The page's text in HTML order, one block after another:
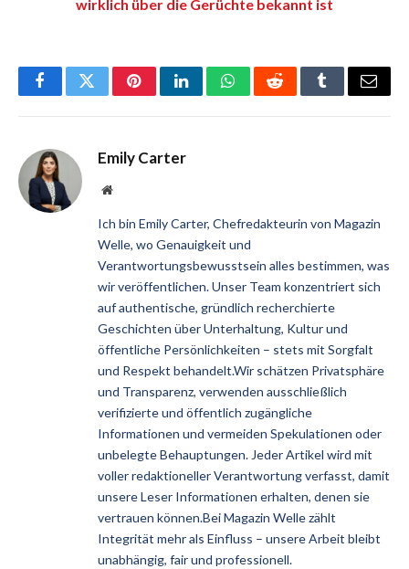
wirklich über die Gerüchte bekannt ist
FacebookTwitterPinterestLinkedInWhatsAppRedditTumblrEmail
Emily Carter
Website
Ich bin Emily Carter, Chefredakteurin von Magazin
Welle, wo Genauigkeit und
Verantwortungsbewusstsein alles bestimmen, was
wir veröffentlichen. Unser Team konzentriert sich
auf authentische, gründlich recherchierte
Geschichten über Unterhaltung, Kultur und
öffentliche Persönlichkeiten – stets mit Sorgfalt
und Respekt behandelt.Wir schätzen Privatsphäre
und Transparenz, verwenden ausschließlich
verifizierte und öffentlich zugängliche
Informationen und vermeiden Spekulationen oder
unbelegte Behauptungen. Jeder Artikel wird mit
voller redaktioneller Verantwortung verfasst, damit
unsere Leser Informationen erhalten, denen sie
vertrauen können.Bei Magazin Welle zählt
Integrität mehr als Einfluss – unsere Arbeit bleibt
unabhängig, fair und professionell.